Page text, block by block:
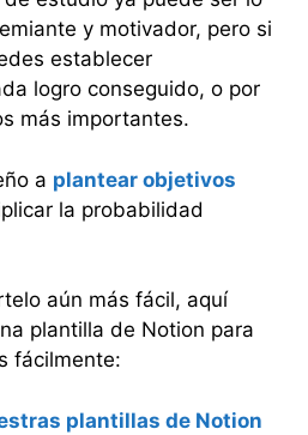
y motivador, pero si
establecer
logro conseguido, o por
más importantes.
a plantear objetivos
la probabilidad
aún más fácil, aquí
plantilla de Notion para
fácilmente:
plantillas de Notion